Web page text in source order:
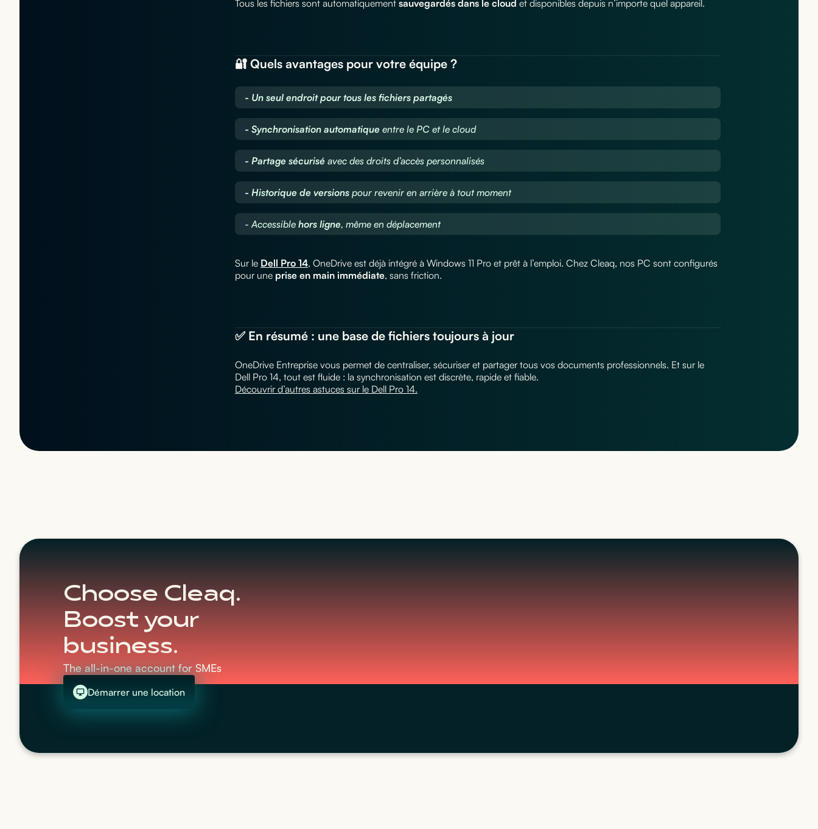
Tous les fichiers sont automatiquement sauvegardés dans le cloud et disponibles depuis n’importe quel appareil.
🔐 Quels avantages pour votre équipe ?
- Un seul endroit pour tous les fichiers partagés
- Synchronisation automatique entre le PC et le cloud
- Partage sécurisé avec des droits d’accès personnalisés
- Historique de versions pour revenir en arrière à tout moment
- Accessible hors ligne, même en déplacement
Sur le Dell Pro 14, OneDrive est déjà intégré à Windows 11 Pro et prêt à l’emploi. Chez Cleaq, nos PC sont configurés
pour une prise en main immédiate, sans friction.
✅ En résumé : une base de fichiers toujours à jour
OneDrive Entreprise vous permet de centraliser, sécuriser et partager tous vos documents professionnels. Et sur le
Dell Pro 14, tout est fluide : la synchronisation est discrète, rapide et fiable.
Découvrir d’autres astuces sur le Dell Pro 14.
Choose Cleaq.
Boost your
business.
The all-in-one account for SMEs
Démarrer une location